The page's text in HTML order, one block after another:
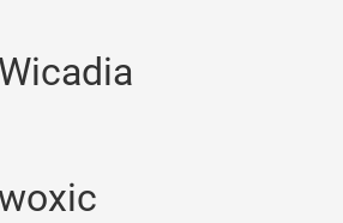
Wicadia